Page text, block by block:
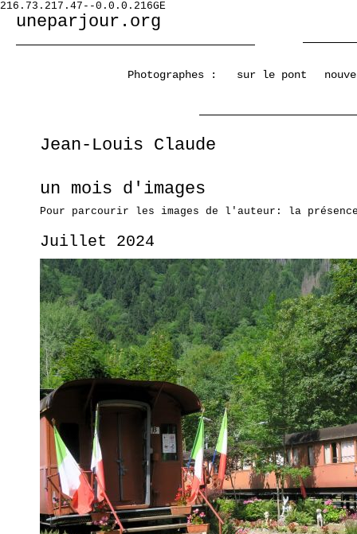
216.73.217.47--0.0.0.216GE
uneparjour.org
Photographes : sur le pont
Jean-Louis Claude
un mois d'images
Pour parcourir les images de l'auteur: la
Juillet 2024